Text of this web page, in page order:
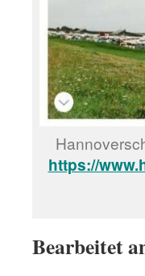
https://
Bearbeitet